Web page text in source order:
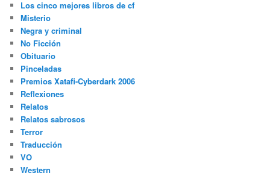
Los cinco mejores libros de cf
Misterio
Negra y criminal
No Ficción
Obituario
Pinceladas
Premios Xatafi-Cyberdark 2006
Reflexiones
Relatos
Relatos sabrosos
Terror
Traducción
VO
Western